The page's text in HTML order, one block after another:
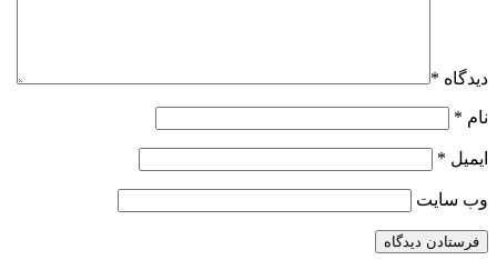
دیدگاه *
نام *
ایمیل *
وب‌ سایت